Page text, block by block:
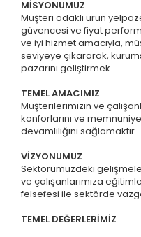
Şirket
elport.com
E-Tahsilat
MİSYONUMUZ
Müşteri odaklı ürün
güvencesi ve fiyat
ve iyi hizmet amacıyla,
seviyeye çıkararak,
pazarını geliştirmek.
TEMEL AMACIMIZ
Müşterilerimizin ve
konforlarını ve
devamlılığını sağlamaktır.
VİZYONUMUZ
Sektörümüzdeki
ve çalışanlarımıza
felsefesi ile sektörde
TEMEL DEĞERLERİMİZ